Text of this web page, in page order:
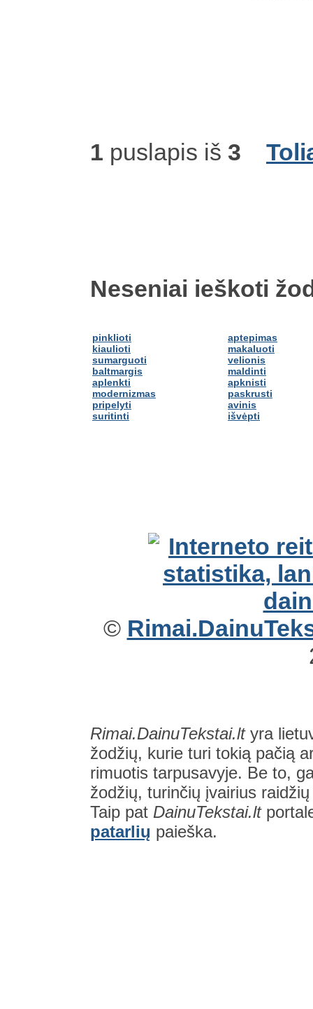
1 puslapis iš 3
Neseniai ieškoti
pinklioti
kiaulioti
sumarguoti
baltmargis
aplenkti
modernizmas
pripelyti
suritinti
aptepimas
makaluoti
velionis
maldinti
apknisti
paskrusti
avinis
išvėpti
©
Rimai.DainuTekstai.ltyra
žodžių, kurie turi tokią pačią
rimuotis tarpusavyje. Be to,
žodžių, turinčių įvairius
Taip pat DainuTekstai.lt
patarlių paieška.